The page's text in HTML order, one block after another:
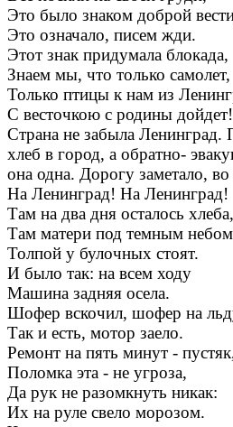
Это было знаком доброй
Это означало, писем жди.
Этот знак придумала блокада,
Знаем мы, что только самолет,
Только птицы к нам из
С весточкою с родины дойдет!
Страна не забыла
хлеб в город, а обратно-
она одна. Дорогу заметало,
На Ленинград! На Ленинград!
Там на два дня осталось хлеба,
Там матери под темным небом
Толпой у булочных стоят.
И было так: на всем ходу
Машина задняя осела.
Шофер вскочил, шофер на
Так и есть, мотор заело.
Ремонт на пять минут -
Поломка эта - не угроза,
Да рук не разомкнуть никак:
Их на руле свело морозом.